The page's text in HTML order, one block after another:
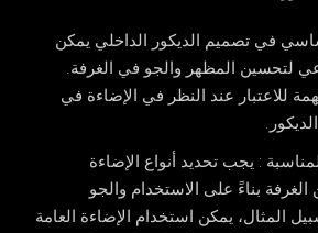
في تصميم الديكور الداخلي يمكن
لتحسين المظهر والجو في الغرفة.
للاعتبار عند النظر في الإضاءة في
: يجب تحديد أنواع الإضاءة
بناءً على الاستخدام والجو
المثال، يمكن استخدام الإضاءة العامة